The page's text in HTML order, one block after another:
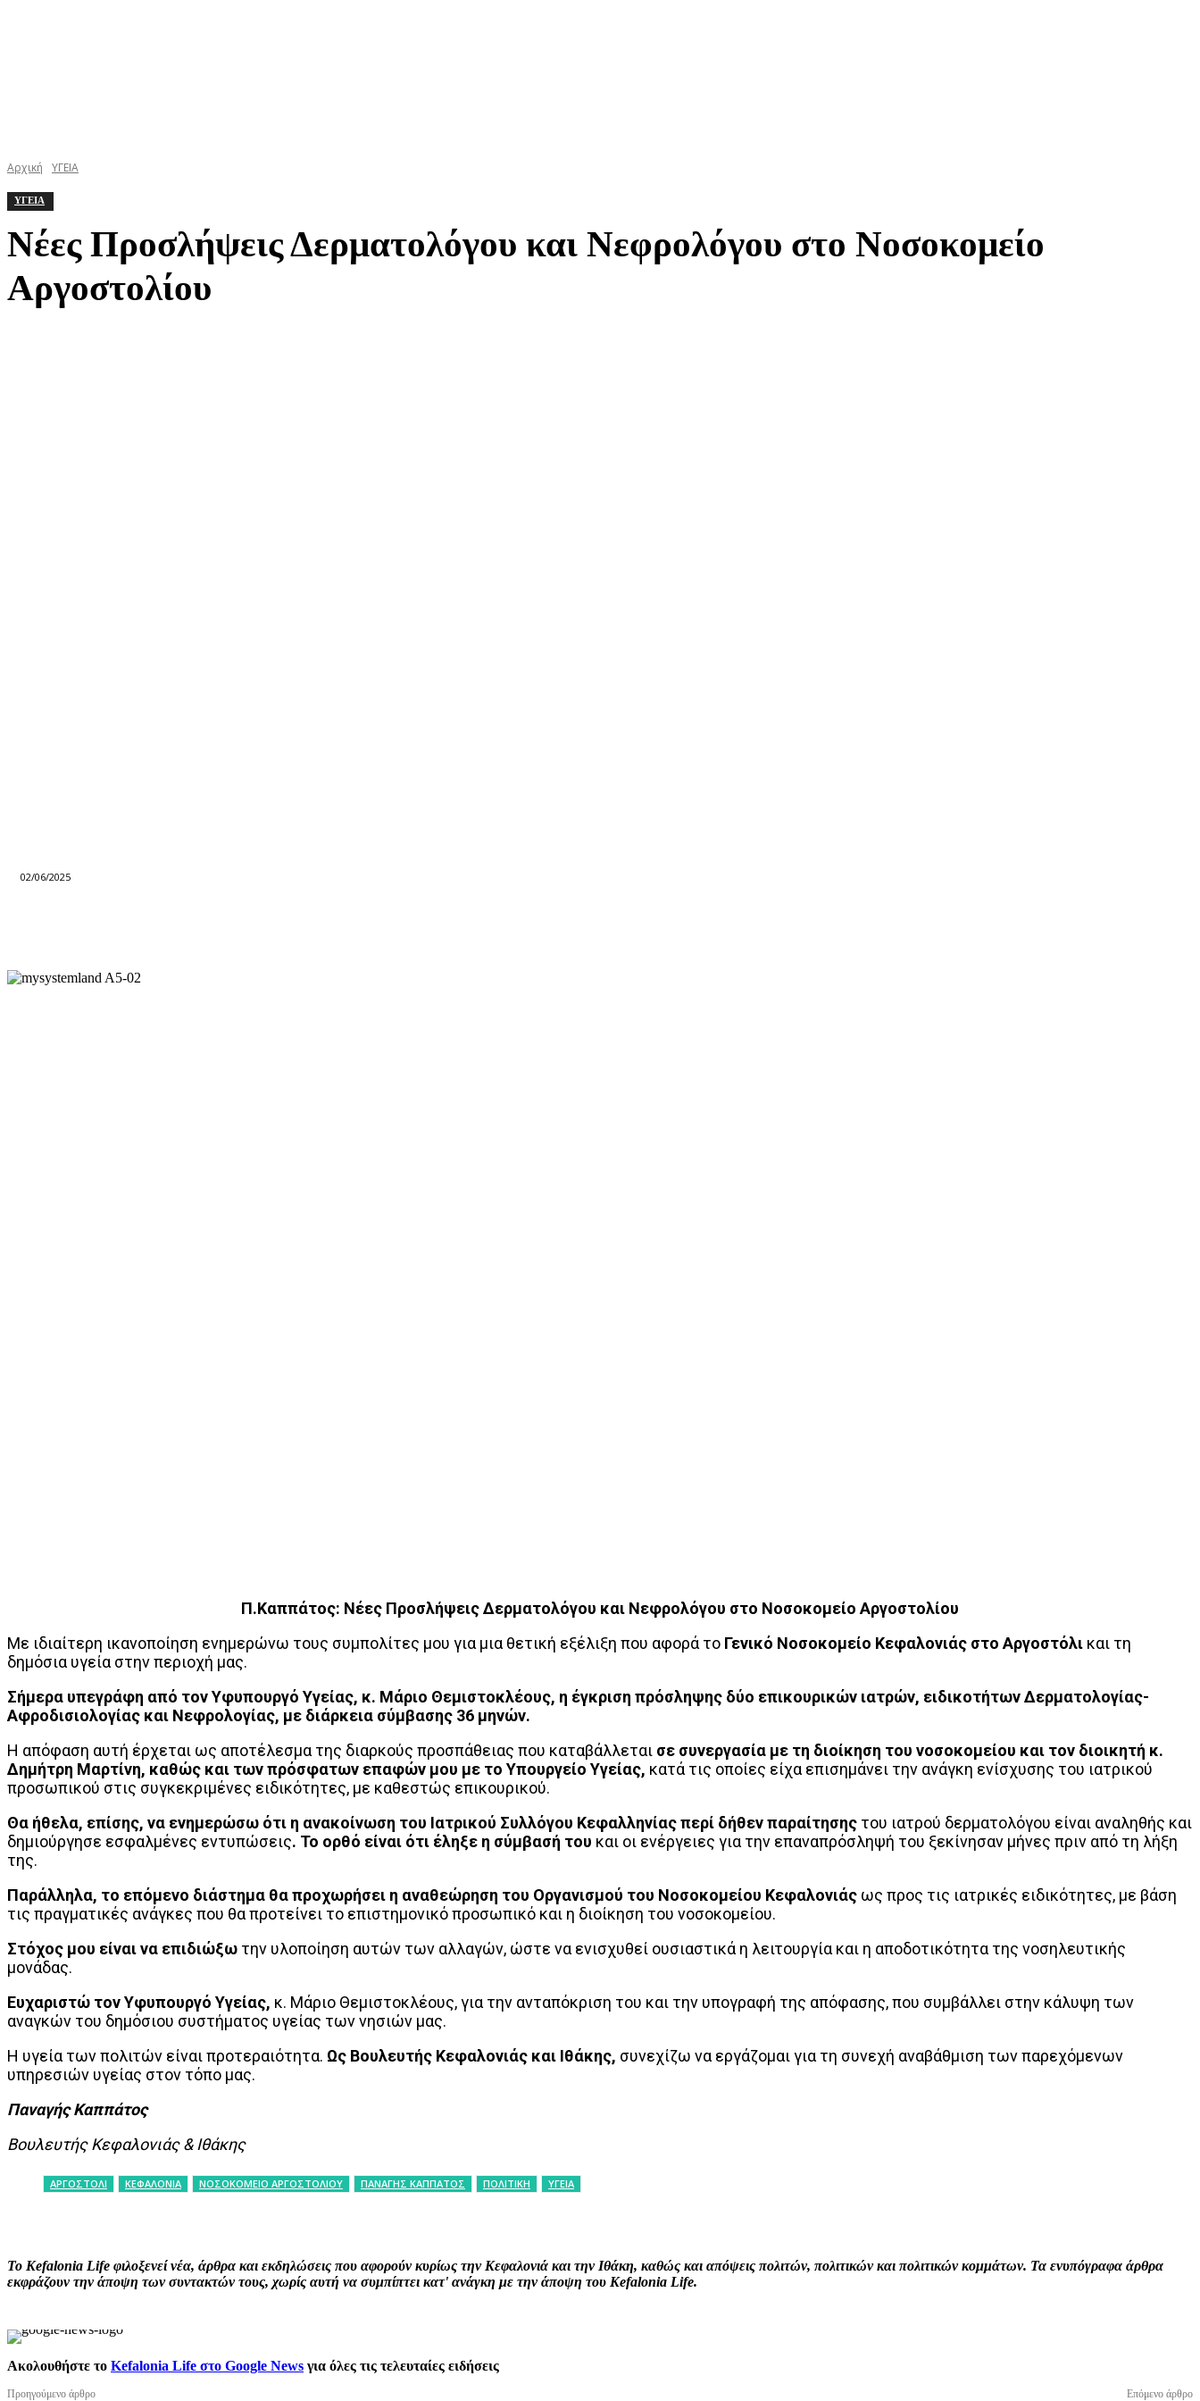
Αρχική ΥΓΕΙΑ
ΥΓΕΙΑ
Νέες Προσλήψεις Δερματολόγου και Νεφρολόγου στο Νοσοκομείο
Αργοστολίου
02/06/2025
Π.Καππάτος: Νέες Προσλήψεις Δερματολόγου και Νεφρολόγου στο Νοσοκομείο Αργοστολίου
Με ιδιαίτερη ικανοποίηση ενημερώνω τους συμπολίτες μου για μια θετική εξέλιξη που αφορά το Γενικό Νοσοκομείο Κεφαλονιάς στο Αργοστόλι και τη
δημόσια υγεία στην περιοχή μας.
Σήμερα υπεγράφη από τον Υφυπουργό Υγείας, κ. Μάριο Θεμιστοκλέους, η έγκριση πρόσληψης δύο επικουρικών ιατρών, ειδικοτήτων Δερματολογίας-
Αφροδισιολογίας και Νεφρολογίας, με διάρκεια σύμβασης 36 μηνών.
Η απόφαση αυτή έρχεται ως αποτέλεσμα της διαρκούς προσπάθειας που καταβάλλεται σε συνεργασία με τη διοίκηση του νοσοκομείου και τον διοικητή κ.
Δημήτρη Μαρτίνη, καθώς και των πρόσφατων επαφών μου με το Υπουργείο Υγείας, κατά τις οποίες είχα επισημάνει την ανάγκη ενίσχυσης του ιατρικού
προσωπικού στις συγκεκριμένες ειδικότητες, με καθεστώς επικουρικού.
Θα ήθελα, επίσης, να ενημερώσω ότι η ανακοίνωση του Ιατρικού Συλλόγου Κεφαλληνίαςπερί δήθεν παραίτησης του ιατρού δερματολόγου είναι αναληθής και
δημιούργησε εσφαλμένες εντυπώσεις. Το ορθό είναι ότι έληξε η σύμβασή του και οι ενέργειες για την επαναπρόσληψή του ξεκίνησαν μήνες πριν από τη λήξη
της.
Παράλληλα, το επόμενο διάστημα θα προχωρήσει η αναθεώρηση του Οργανισμού του Νοσοκομείου Κεφαλονιάς ως προς τις ιατρικές ειδικότητες, με βάση
τις πραγματικές ανάγκες που θα προτείνει το επιστημονικό προσωπικό και η διοίκηση του νοσοκομείου.
Στόχος μου είναι να επιδιώξω την υλοποίηση αυτών των αλλαγών, ώστε να ενισχυθεί ουσιαστικά η λειτουργία και η αποδοτικότητα της νοσηλευτικής
μονάδας.
Ευχαριστώ τον Υφυπουργό Υγείας, κ. Μάριο Θεμιστοκλέους, για την ανταπόκριση του και την υπογραφή της απόφασης, που συμβάλλει στην κάλυψη των
αναγκών του δημόσιου συστήματος υγείας των νησιών μας.
Η υγεία των πολιτών είναι προτεραιότητα. Ως Βουλευτής Κεφαλονιάς και Ιθάκης, συνεχίζω να εργάζομαι για τη συνεχή αναβάθμιση των παρεχόμενων
υπηρεσιών υγείας στον τόπο μας.
Παναγής Καππάτος
Βουλευτής Κεφαλονιάς & Ιθάκης
ΑΡΓΟΣΤΟΛΙ ΚΕΦΑΛΟΝΙΑ ΝΟΣΟΚΟΜΕΙΟ ΑΡΓΟΣΤΟΛΙΟΥ ΠΑΝΑΓΗΣ ΚΑΠΠΑΤΟΣ ΠΟΛΙΤΙΚΗ ΥΓΕΙΑ
Το Kefalonia Life φιλοξενεί νέα, άρθρα και εκδηλώσεις που αφορούν κυρίως την Κεφαλονιά και την Ιθάκη, καθώς και απόψεις πολιτών, πολιτικών και πολιτικών κομμάτων. Τα ενυπόγραφα άρθρα
εκφράζουν την άποψη των συντακτών τους, χωρίς αυτή να συμπίπτει κατ' ανάγκη με την άποψη του Kefalonia Life.
Ακολουθήστε το Kefalonia Life στο Google News για όλες τις τελευταίες ειδήσεις
Προηγούμενο άρθρο Επόμενο άρθρο